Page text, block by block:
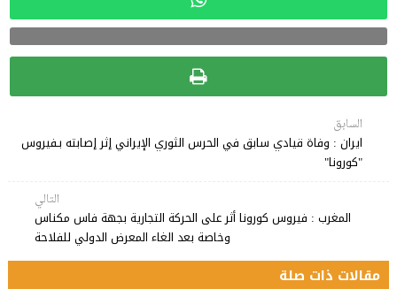
السابق
ايران : وفاة قيادي سابق في الحرس الثوري الإيراني إثر إصابته بـفيروس
"كورونا"
التالي
المغرب : فيروس كورونا أثر على الحركة التجارية بجهة فاس مكناس
وخاصة بعد الغاء المعرض الدولي للفلاحة
مقالات ذات صلة